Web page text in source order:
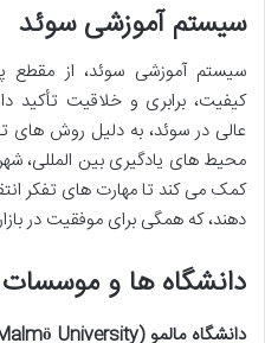
سیستم آموزشی سوئد
سیستم آموزشی سوئد، از مقطع
کیفیت، برابری و خلاقیت تأکید
عالی در سوئد، به دلیل روش های
محیط های یادگیری بین المللی،
کمک می کند تا مهارت های تفکر
دهند، که همگی برای موفقیت در
دانشگاه ها و موسسات
دانشگاه مالمو (Malmö University):